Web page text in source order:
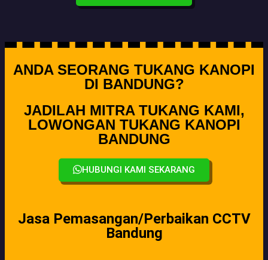
ANDA SEORANG TUKANG KANOPI
DI BANDUNG?
JADILAH MITRA TUKANG KAMI,
LOWONGAN TUKANG KANOPI
BANDUNG
HUBUNGI KAMI SEKARANG
Jasa Pemasangan/Perbaikan CCTV
Bandung